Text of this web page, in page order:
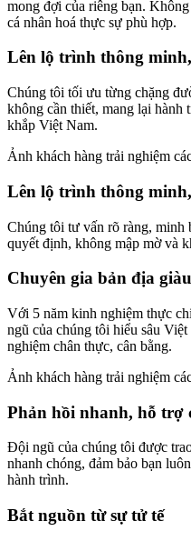
mong đợi của riêng bạn.
cá nhân hoá thực sự phù hợp.
Lên lộ trình thông
Chúng tôi tối ưu từng chặng
không cần thiết, mang lại hành
khắp Việt Nam.
Ảnh khách hàng trải nghiệm
Lên lộ trình thông
Chúng tôi tư vấn rõ ràng, minh
quyết định, không mập mờ và
Chuyên gia bản địa
Với 5 năm kinh nghiệm thực
ngũ của chúng tôi hiểu sâu
nghiệm chân thực, cân bằng.
Ảnh khách hàng trải nghiệm
Phản hồi nhanh, hỗ trợ
Đội ngũ của chúng tôi được
nhanh chóng, đảm bảo bạn
hành trình.
Bắt nguồn từ sự tử tế